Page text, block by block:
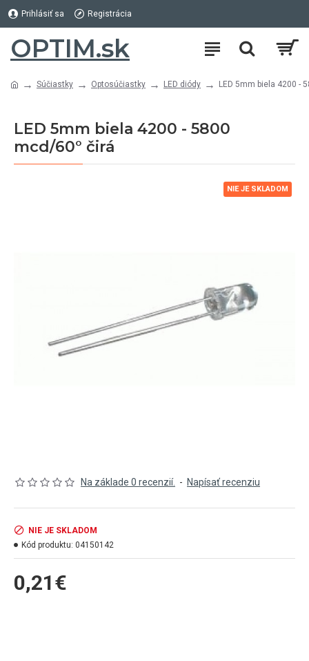
Prihlásiť sa Registrácia
OPTIM.sk
Súčiastky Optosúčiastky LED diódy LED 5mm biela 4200 -
LED 5mm biela 4200 - 5800
mcd/60° čirá
NIE JE SKLADOM
Na základe 0 recenzií. - Napísať recenziu
0,21€
NIE JE SKLADOM
Kód produktu: 04150142